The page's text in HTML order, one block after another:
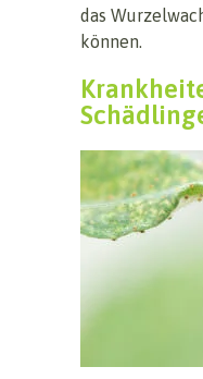
das
können.